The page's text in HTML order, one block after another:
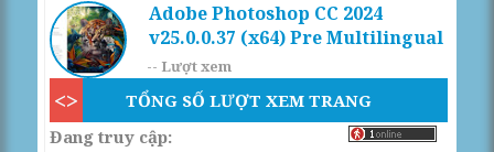
Adobe Photoshop CC 2024
v25.0.0.37 (x64) Pre Multilingual
-- Lượt xem
TỔNG SỐ LƯỢT XEM TRANG
Đang truy cập: